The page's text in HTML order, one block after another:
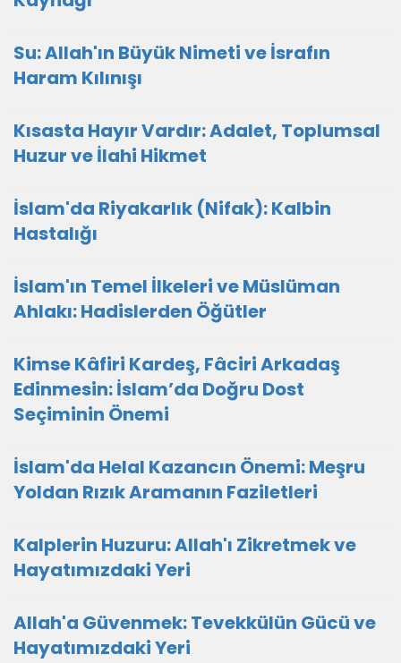
Su: Allah'ın Büyük Nimeti ve İsrafın
Haram Kılınışı
Kısasta Hayır Vardır: Adalet, Toplumsal
Huzur ve İlahi Hikmet
İslam'da Riyakarlık (Nifak): Kalbin
Hastalığı
İslam'ın Temel İlkeleri ve Müslüman
Ahlakı: Hadislerden Öğütler
Kimse Kâfiri Kardeş, Fâciri Arkadaş
Edinmesin: İslam’da Doğru Dost
Seçiminin Önemi
İslam'da Helal Kazancın Önemi: Meşru
Yoldan Rızık Aramanın Faziletleri
Kalplerin Huzuru: Allah'ı Zikretmek ve
Hayatımızdaki Yeri
Allah'a Güvenmek: Tevekkülün Gücü ve
Hayatımızdaki Yeri